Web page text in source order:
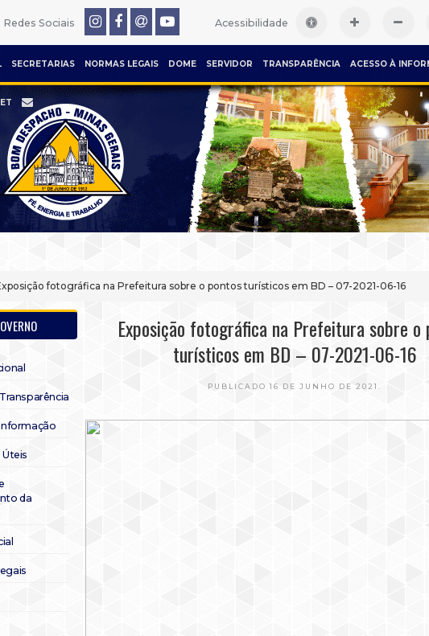
Redes Sociais Acessibilidade
SECRETARIAS NORMAS LEGAIS DOME SERVIDOR TRANSPARÊNCIA ACESSO À
fotográfica na Prefeitura sobre o pontos turísticos em BD – 07-2021-06-16
Úteis
da
Exposição fotográfica na Prefeitura sobre o
turísticos em BD – 07-2021-06-16
PUBLICADO 16 DE JUNHO DE 2021.